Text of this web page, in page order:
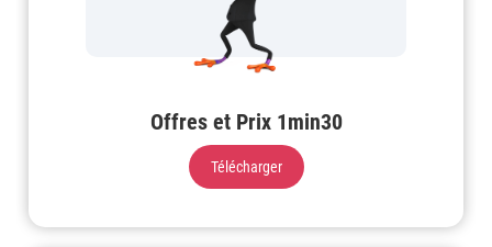
Offres et Prix 1min30
Télécharger